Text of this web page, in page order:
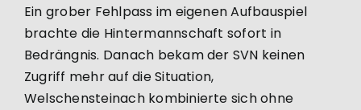
Ein grober Fehlpass im eigenen Aufbauspiel
brachte die Hintermannschaft sofort in
Bedrängnis. Danach bekam der SVN keinen
Zugriff mehr auf die Situation,
Welschensteinach kombinierte sich ohne